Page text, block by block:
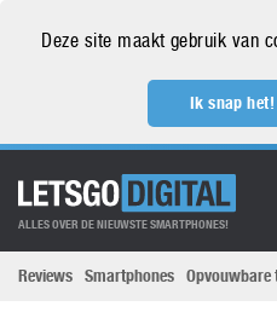
Deze site maakt gebruik van
Ik snap het!
ALLES OVER DE NIEUWSTE SMARTPHONES!
Reviews Smartphones Opvouwbare